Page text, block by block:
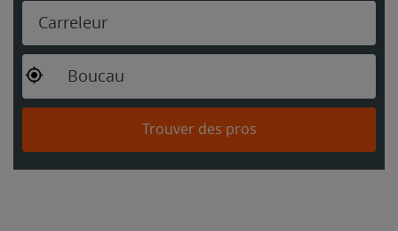
Carreleur
Boucau
Trouver des pros